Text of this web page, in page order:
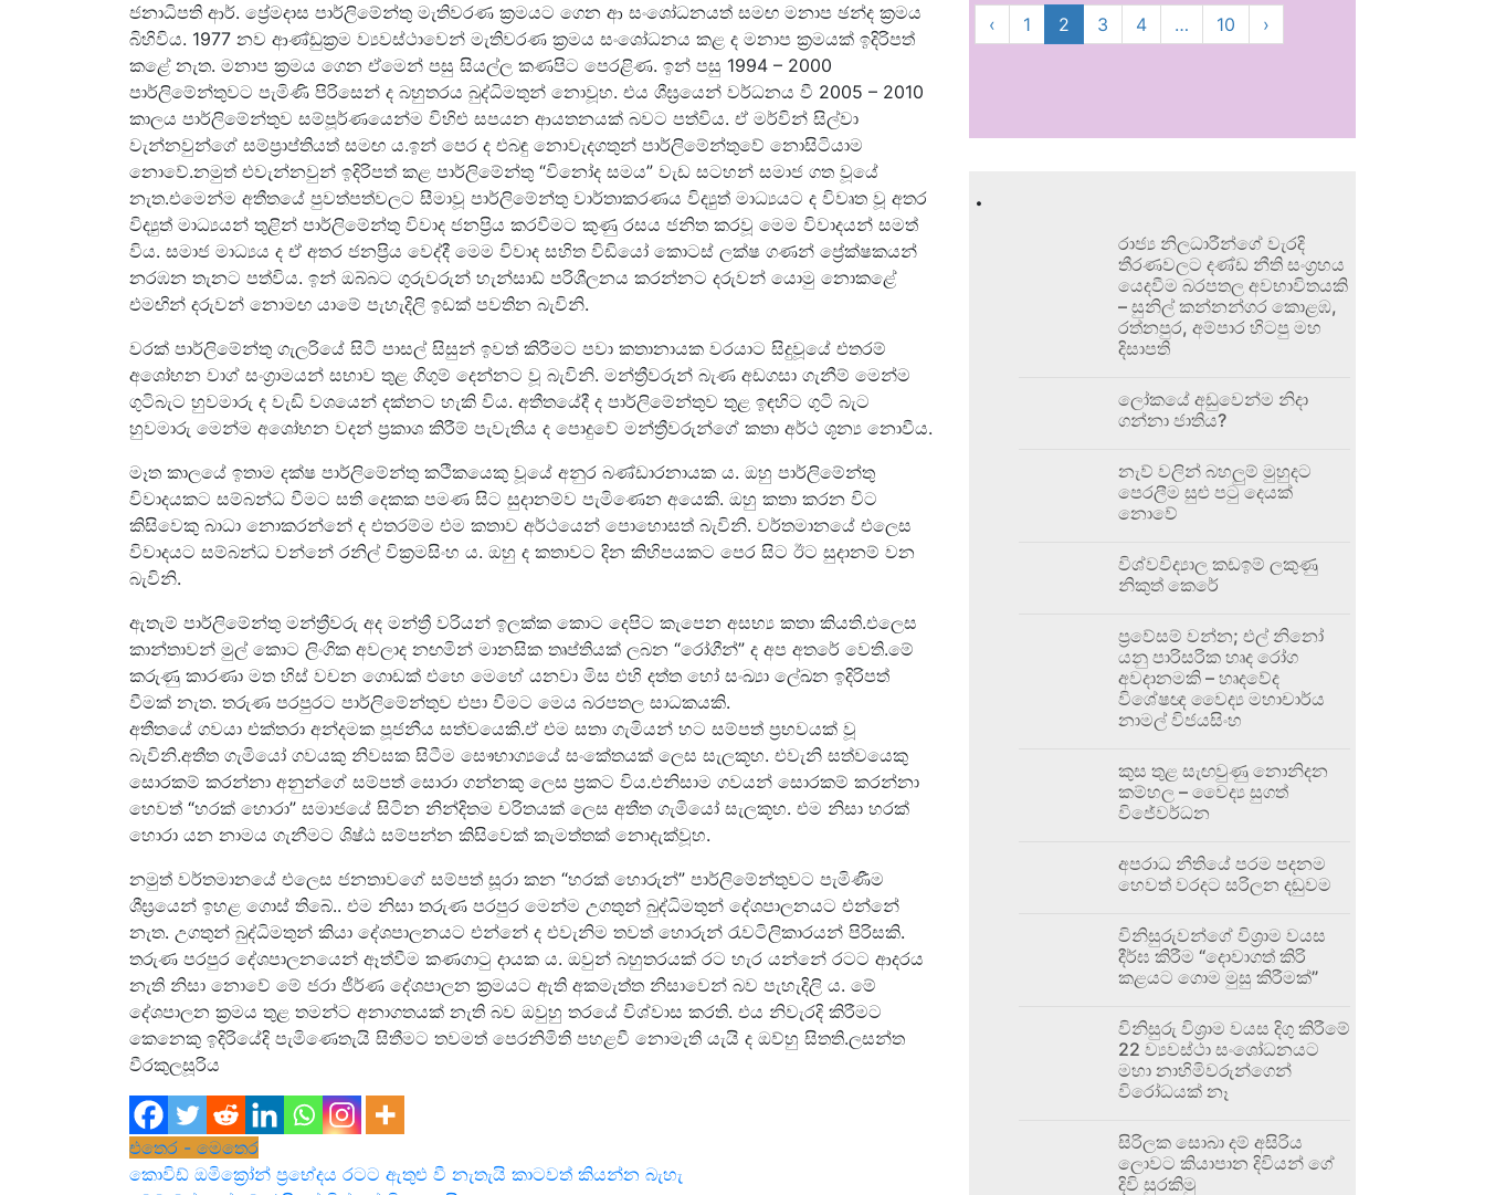
ජනාධිපති ආර්. ප්‍රේමදාස පාර්ලිමේන්තු මැතිවරණ ක්‍රමයට ගෙන ආ සංශෝධනයත් සමඟ මනාප ඡන්ද ක්‍රමය
බිහිවිය. 1977 නව ආණ්ඩුක්‍රම ව්‍යවස්ථාවෙන් මැතිවරණ ක්‍රමය සංශෝධනය කළ ද මනාප ක්‍රමයක් ඉදිරිපත්
කළේ නැත. මනාප ක්‍රමය ගෙන ඒමෙන් පසු සියල්ල කණපිට පෙරළිණ. ඉන් පසු 1994 – 2000
පාර්ලිමේන්තුවට පැමිණි පිරිසෙන් ද බහුතරය බුද්ධිමතුන් නොවූහ. එය ශීඝ්‍රයෙන් වර්ධනය වී 2005 – 2010
කාලය පාර්ලිමේන්තුව සම්පූර්ණයෙන්ම විහිළු සපයන ආයතනයක් බවට පත්විය. ඒ මර්වින් සිල්වා
වැන්නවුන්ගේ සම්ප්‍රාප්තියත් සමඟ ය.ඉන් පෙර ද එබඳු නොවැදගතුන් පාර්ලිමේන්තුවේ නොසිටියාම
නොවේ.නමුත් එවැන්නවුන් ඉදිරිපත් කළ පාර්ලිමේන්තු “විනෝද සමය” වැඩ සටහන් සමාජ ගත වූයේ
නැත.එමෙන්ම අතීතයේ පුවත්පත්වලට සීමාවූ පාර්ලිමේන්තු වාර්තාකරණය විද්‍යුත් මාධ්‍යයට ද විවෘත වූ අතර
විද්‍යුත් මාධ්‍යයන් තුළින් පාර්ලිමේන්තු විවාද ජනප්‍රිය කරවීමට කුණු රසය ජනිත කරවූ මෙම විවාදයන් සමත්
විය. සමාජ මාධ්‍යය ද ඒ අතර ජනප්‍රිය වෙද්දී මෙම විවාද සහිත විඩියෝ කොටස් ලක්ෂ ගණන් ප්‍රේක්ෂකයන්
නරඹන තැනට පත්විය. ඉන් ඔබ්බට ගුරුවරුන් හැන්සාඩ් පරිශීලනය කරන්නට දරුවන් යොමු නොකළේ
එමඟින් දරුවන් නොමඟ යාමේ පැහැදිලි ඉඩක් පවතින බැවිනි.
වරක් පාර්ලිමේන්තු ගැලරියේ සිටි පාසල් සිසුන් ඉවත් කිරීමට පවා කතානායක වරයාට සිදුවූයේ එතරම්
අශෝභන වාග් සංග්‍රාමයන් සභාව තුළ ගිගුම් දෙන්නට වූ බැවිනි. මන්ත්‍රීවරුන් බැණ අඩගසා ගැනීම් මෙන්ම
ගුටිබැට හුවමාරු ද වැඩි වශයෙන් දක්නට හැකි විය. අතීතයේදී ද පාර්ලිමේන්තුව තුළ ඉඳහිට ගුටි බැට
හුවමාරු මෙන්ම අශෝභන වදන් ප්‍රකාශ කිරීම් පැවැතිය ද පොදුවේ මන්ත්‍රීවරුන්ගේ කතා අර්ථ ශූන්‍ය නොවීය.
මෑත කාලයේ ඉතාම දක්ෂ පාර්ලිමේන්තු කථිකයෙකු වූයේ අනුර බණ්ඩාරනායක ය. ඔහු පාර්ලිමේන්තු
විවාදයකට සම්බන්ධ වීමට සති දෙකක පමණ සිට සුදානම්ව පැමිණෙන අයෙකි. ඔහු කතා කරන විට
කිසිවෙකු බාධා නොකරන්නේ ද එතරම්ම එම කතාව අර්ථයෙන් පොහොසත් බැවිනි. වර්තමානයේ එලෙස
විවාදයට සම්බන්ධ වන්නේ රනිල් වික්‍රමසිංහ ය. ඔහු ද කතාවට දින කිහිපයකට පෙර සිට ඊට සුදානම් වන
බැවිනි.
ඇතැම් පාර්ලිමේන්තු මන්ත්‍රීවරු අද මන්ත්‍රී වරියන් ඉලක්ක කොට දෙපිට කැපෙන අසභ්‍ය කතා කියති.එලෙස
කාන්තාවන් මුල් කොට ලිංගික අවලාද නඟමින් මානසික තෘප්තියක් ලබන “රෝගීන්” ද අප අතරේ වෙති.මේ
කරුණු කාරණා මත හිස් වචන ගොඩක් එහෙ මෙහේ යනවා මිස එහි දත්ත හෝ සංඛ්‍යා ලේඛන ඉදිරිපත්
වීමක් නැත. තරුණ පරපුරට පාර්ලිමේන්තුව එපා වීමට මෙය බරපතල සාධකයකි.
අතීතයේ ගවයා එක්තරා අන්දමක පූජනීය සත්වයෙකි.ඒ එම සතා ගැමියන් හට සම්පත් ප්‍රභවයක් වූ
බැවිනි.අතීත ගැමියෝ ගවයකු නිවසක සිටීම සෞභාග්‍යයේ සංකේතයක් ලෙස සැලකූහ. එවැනි සත්වයෙකු
සොරකම් කරන්නා අනුන්ගේ සම්පත් සොරා ගන්නකු ලෙස ප්‍රකට විය.එනිසාම ගවයන් සොරකම් කරන්නා
හෙවත් “හරක් හොරා” සමාජයේ සිටින නින්දිතම චරිතයක් ලෙස අතීත ගැමියෝ සැලකූහ. එම නිසා හරක්
හොරා යන නාමය ගැනීමට ශිෂ්ඨ සම්පන්න කිසිවෙක් කැමත්තක් නොදැක්වූහ.
නමුත් වර්තමානයේ එලෙස ජනතාවගේ සම්පත් සූරා කන “හරක් හොරුන්” පාර්ලිමේන්තුවට පැමිණීම
ශීඝ්‍රයෙන් ඉහළ ගොස් තිබේ.. එම නිසා තරුණ පරපුර මෙන්ම උගතුන් බුද්ධිමතුන් දේශපාලනයට එන්නේ
නැත. උගතුන් බුද්ධිමතුන් කියා දේශපාලනයට එන්නේ ද එවැනිම තවත් හොරුන් රැවටිලිකාරයන් පිරිසකි.
තරුණ පරපුර දේශපාලනයෙන් ඈත්වීම කණගාටු දායක ය. ඔවුන් බහුතරයක් රට හැර යන්නේ රටට ආදරය
නැති නිසා නොවේ මේ ජරා ජීර්ණ දේශපාලන ක්‍රමයට ඇති අකමැත්ත නිසාවෙන් බව පැහැදිලි ය. මේ
දේශපාලන ක්‍රමය තුළ තමන්ට අනාගතයක් නැති බව ඔවුහු තරයේ විශ්වාස කරති. එය නිවැරදි කිරීමට
කෙනෙකු ඉදිරියේදි පැමිණෙතැයි සිතීමට තවමත් පෙරනිමිති පහළවී නොමැති යැයි ද ඔව්හු සිතති.ලසන්ත
වීරකුලසූරිය
එතෙර - මෙතෙර
Post
කොවිඩ් ඔමික්‍රෝන් ප්‍රභේදය රටට ඇතුළු වී නැතැයි කාටවත් කියන්න බැහැ
‹ 1 2 3 4 … 10 ›
.
රාජ්‍ය නිලධාරීන්ගේ වැරදි
තීරණවලට දණ්ඩ නීති සංග්‍රහය
යෙදවීම බරපතල අවභාවිතයකි
– සුනිල් කන්නන්ගර කොළඹ,
රත්නපුර, අම්පාර හිටපු මහ
දිසාපති
ලෝකයේ අඩුවෙන්ම නිදා
ගන්නා ජාතිය?
නැව් වලින් බහලුම් මුහුදට
පෙරලීම සුළු පටු දෙයක්
නොවේ
විශ්වවිද්‍යාල කඩඉම් ලකුණු
නිකුත් කෙරේ
ප්‍රවේසම් වන්න; එල් නිනෝ
යනු පාරිසරික හෘද රෝග
අවදානමකි – හෘදවේද
විශේෂඥ වෛද්‍ය මහාචාර්ය
නාමල් විජයසිංහ
කුස තුළ සැඟවුණු නොනිදන
කම්හල – වෛද්‍ය සුගත්
විජේවර්ධන
අපරාධ නීතියේ පරම පදනම
හෙවත් වරදට සරිලන දඬුවම
විනිසුරුවන්ගේ විශ්‍රාම වයස
දීර්ඝ කිරීම “දොවාගත් කිරි
කළයට ගොම මුසු කිරීමක්”
විනිසුරු විශ්‍රාම වයස දිගු කිරීමේ
22 ව්‍යවස්ථා සංශෝධනයට
මහා නාහිමිවරුන්ගෙන්
විරෝධයක් නෑ
සිරිලක සොබා දම් අසිරිය
ලොවට කියාපාන දිවියන් ගේ
දිවි සුරකිමු